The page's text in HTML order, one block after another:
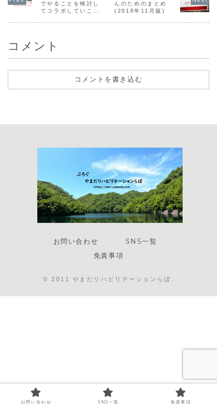
でやることを検討し
てコラボしていこ
んのためのまとめ
(2018年11月版)
コメント
コメントを書き込む
お問い合わせ
SNS一覧
免責事項
© 2011 やまだリハビリテーションらぼ.
お問い合わせ SNS一覧 免責事項